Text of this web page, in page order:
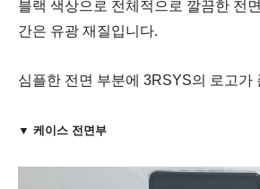
블랙 색상으로 전체적으로 깔끔한 전
간은 유광 재질입니다.
심플한 전면 부분에 3RSYS의 로고가
▼ 케이스 전면부